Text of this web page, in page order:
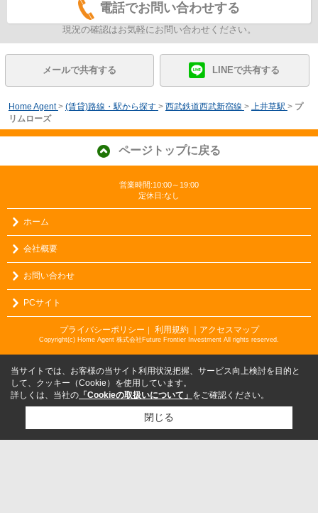
電話でお問い合わせする
現況の確認はお気軽にお問い合わせください。
メールで共有する LINEで共有する
Home Agent > (賃貸)路線・駅から探す > 西武鉄道西武新宿線 > 上井草駅 > プ
リムローズ
ページトップに戻る
営業時間:10:00～19:00
定休日:なし
ホーム
会社概要
お問い合わせ
PCサイト
プライバシーポリシー 利用規約 ｜アクセスマップ
Copyright(c) Home Agent 株式会社Future Frontier Investment All rights reserved.
当サイトでは、お客様の当サイト利用状況把握、サービス向上検討を目的と
して、クッキー（Cookie）を使用しています。
詳しくは、当社の 「Cookieの取扱いについて」 をご確認ください。
閉じる